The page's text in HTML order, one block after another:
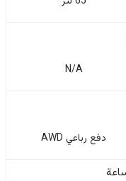
N/A
دفع رباعي AWD